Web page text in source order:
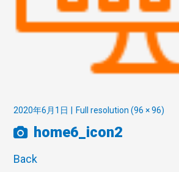
2020年6月1日 Full resolution (96 × 96)
home6_icon2
Back